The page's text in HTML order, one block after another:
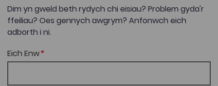
Dim yn gweld beth rydych chi eisiau? Problem gyda'r
ffeiliau? Oes gennych awgrym? Anfonwch eich
adborth i ni.
Eich Enw